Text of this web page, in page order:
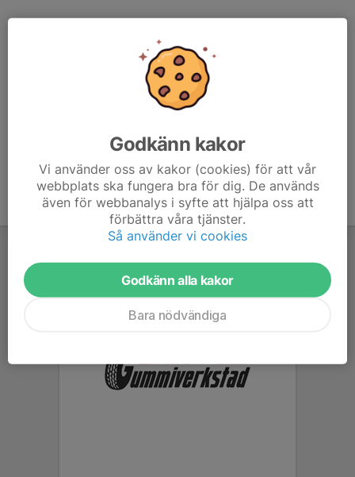
Godkänn kakor
Vi använder oss av kakor (cookies) för att vår
webbplats ska fungera bra för dig. De används
även för webbanalys i syfte att hjälpa oss att
förbättra våra tjänster.
Så använder vi cookies
Godkänn alla kakor
Bara nödvändiga